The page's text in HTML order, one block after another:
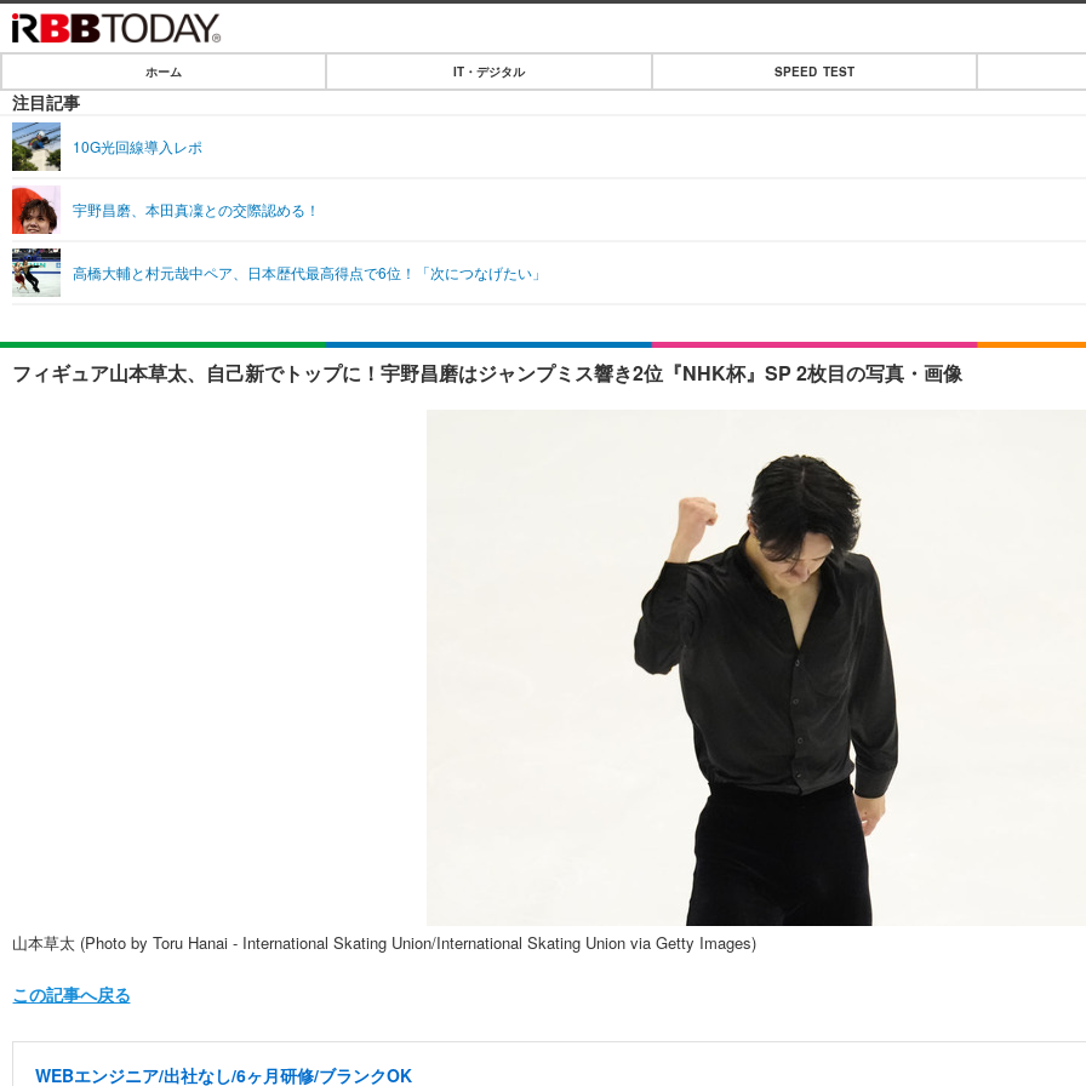
IT・デジタル
ショッピング
SPEED TEST
エンタメ
エンタメTOP
音楽
ライフ
ライフTOP
ペット
リリース一覧
ホーム IT・デジタル SPEED TEST
注目記事
10G光回線導入レポ
宇野昌磨、本田真凜との交際認める！
高橋大輔と村元哉中ペア、日本歴代最高得点で6位！「次につなげたい」
フィギュア山本草太、自己新でトップに！宇野昌磨はジャンプミス響き2位『NHK杯』SP 2枚目の写真・画像
山本草太 (Photo by Toru Hanai - International Skating Union/International Skating Union via Getty Images)
この記事へ戻る
WEBエンジニア/出社なし/6ヶ月研修/ブランクOK